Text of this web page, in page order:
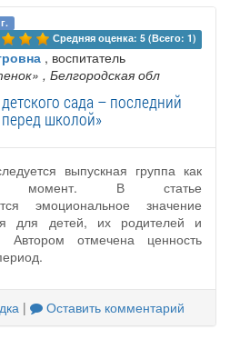
Средняя оценка: 5 (Всего: 1)
, воспитатель
, Белгородская обл
сада – последний
школой»
выпускная группа как
момент. В статье
эмоциональное значение
для детей, их родителей и
Автором отмечена ценность
| Оставить комментарий